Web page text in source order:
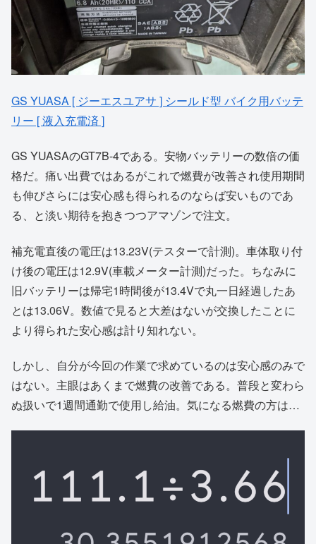
GS YUASA [ ジーエスユアサ ] シールド型 バイク用バッテ
リー [ 液入充電済 ]
GS YUASAのGT7B-4である。安物バッテリーの数倍の価
格だ。痛い出費ではあるがこれで燃費が改善され使用期間
も伸びさらには安心感も得られるのならば安いものであ
る、と淡い期待を抱きつつアマゾンで注文。
補充電直後の電圧は13.23V(テスターで計測)。車体取り付
け後の電圧は12.9V(車載メーター計測)だった。ちなみに
旧バッテリーは帰宅1時間後が13.4Vで丸一日経過したあ
とは13.06V。数値で見ると大差はないが交換したことに
より得られた安心感は計り知れない。
しかし、自分が今回の作業で求めているのは安心感のみで
はない。主眼はあくまで燃費の改善である。普段と変わら
ぬ扱いで1週間通勤で使用し給油。気になる燃費の方は…